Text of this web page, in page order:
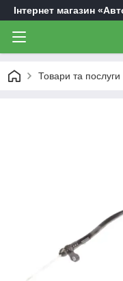
Інтернет магазин
Товари та послуги